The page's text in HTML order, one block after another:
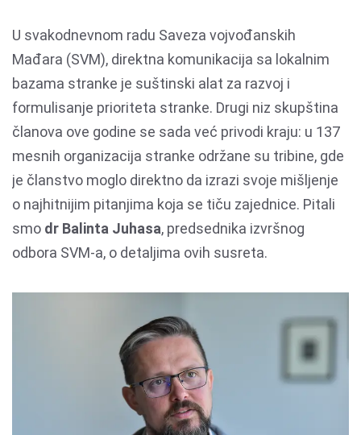
U svakodnevnom radu Saveza vojvođanskih
Mađara (SVM), direktna komunikacija sa lokalnim
bazama stranke je suštinski alat za razvoj i
formulisanje prioriteta stranke. Drugi niz skupština
članova ove godine se sada već privodi kraju: u 137
mesnih organizacija stranke održane su tribine, gde
je članstvo moglo direktno da izrazi svoje mišljenje
o najhitnijim pitanjima koja se tiču zajednice. Pitali
smo dr Balinta Juhasa, predsednika izvršnog
odbora SVM-a, o detaljima ovih susreta.